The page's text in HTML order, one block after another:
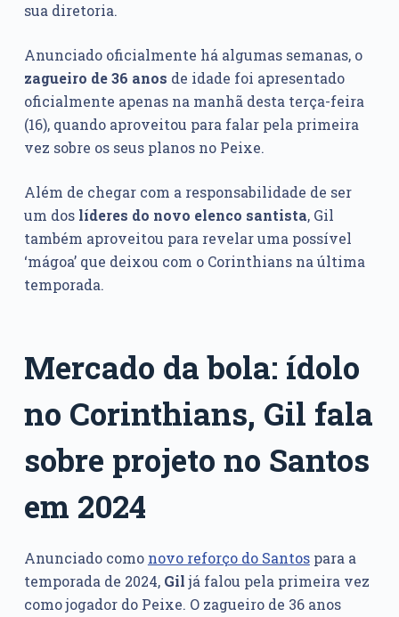
sua diretoria.
Anunciado oficialmente há algumas semanas, o
zagueiro de 36 anos de idade foi apresentado
oficialmente apenas na manhã desta terça-feira
(16), quando aproveitou para falar pela primeira
vez sobre os seus planos no Peixe.
Além de chegar com a responsabilidade de ser
um dos líderes do novo elenco santista, Gil
também aproveitou para revelar uma possível
‘mágoa’ que deixou com o Corinthians na última
temporada.
Mercado da bola: ídolo
no Corinthians, Gil fala
sobre projeto no Santos
em 2024
Anunciado como novo reforço do Santospara a
temporada de 2024, Giljá falou pela primeira vez
como jogador do Peixe. O zagueiro de 36 anos